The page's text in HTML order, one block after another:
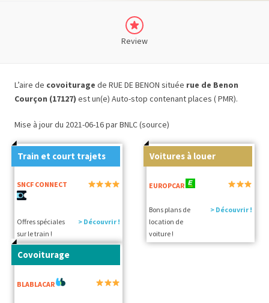
Review
L’aire de covoiturage de RUE DE BENON située rue de Benon
Courçon (17127) est un(e) Auto-stop contenant places ( PMR).
Mise à jour du 2021-06-16 par BNLC (source)
Train et court trajets
SNCF CONNECT
Offres spéciales
sur le train !
> Découvrir !
Voitures à louer
EUROPCAR
Bons plans de
location de
voiture !
> Découvrir !
Covoiturage
BLABLACAR